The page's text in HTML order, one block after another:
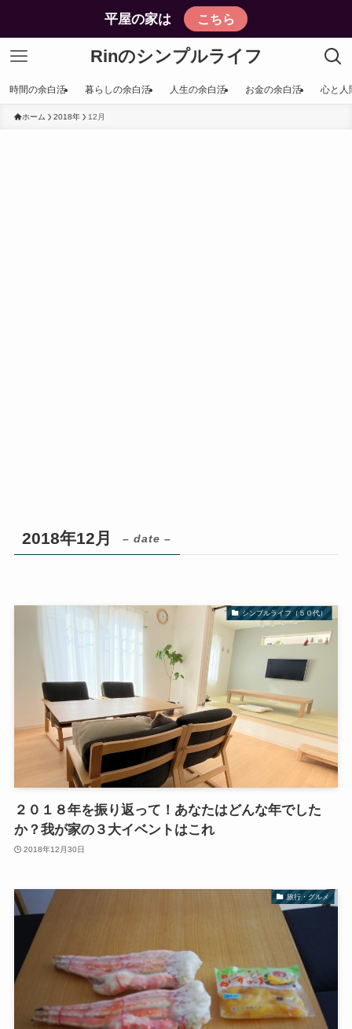
平屋の家は こちら
Rinのシンプルライフ
時間の余白活 暮らしの余白活 人生の余白活 お金の余白活 心と人
ホーム 2018年 12月
2018年12月 – date –
シンプルライフ（５０代）
２０１８年を振り返って！あなたはどんな年でした
か？我が家の３大イベントはこれ
2018年12月30日
旅行・グルメ